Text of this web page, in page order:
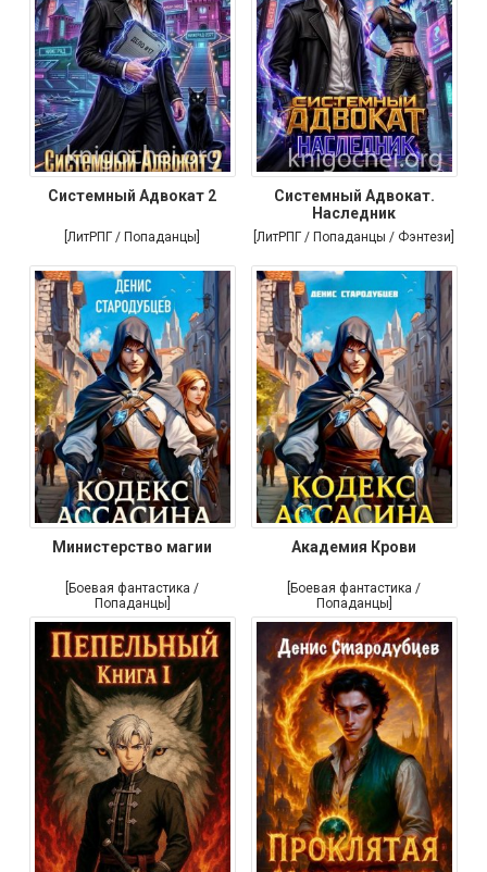
Системный Адвокат 2
[ЛитРПГ / Попаданцы]
Системный Адвокат.
Наследник
[ЛитРПГ / Попаданцы / Фэнтези]
Министерство магии
[Боевая фантастика /
Попаданцы]
Академия Крови
[Боевая фантастика /
Попаданцы]